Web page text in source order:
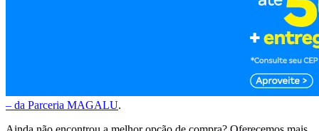
– da Parceria MAGALU.